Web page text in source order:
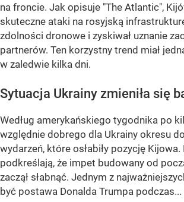
na froncie. Jak opisuje "The Atlantic",
skuteczne ataki na rosyjską
zdolności dronowe i zyskiwał uznanie
partnerów. Ten korzystny trend miał
w zaledwie kilka dni.
Sytuacja Ukrainy zmieniła się
Według amerykańskiego tygodnika po
względnie dobrego dla Ukrainy okresu
wydarzeń, które osłabiły pozycję Kijowa.
podkreślają, że impet budowany od
zaczął słabnąć. Jednym z
być postawa Donalda Trumpa podczas...